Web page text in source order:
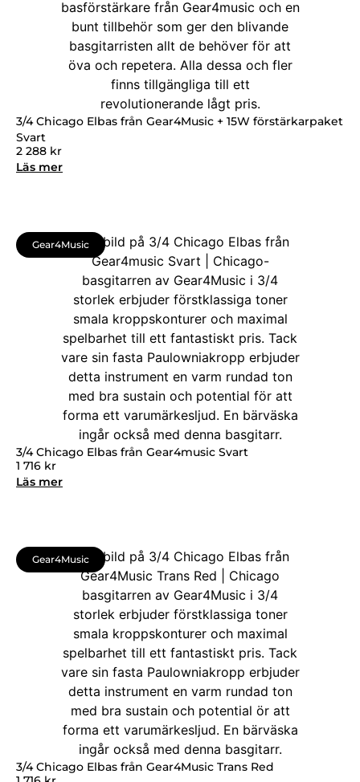
3/4 Chicago Elbas från Gear4Music + 15W förstärkarpaket
Svart
2 288 kr
Läs mer
Gear4Music
3/4 Chicago Elbas från Gear4music Svart
1 716 kr
Läs mer
Gear4Music
3/4 Chicago Elbas från Gear4Music Trans Red